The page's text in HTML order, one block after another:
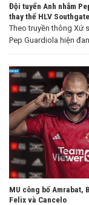
Đội tuyển Anh nhắm
thay thế HLV Southgate
Theo truyền thông Xứ
Pep Guardiola hiện
MU công bố Amrabat,
Felix và Cancelo